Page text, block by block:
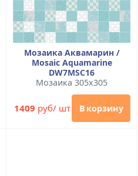
Мозаика Аквамарин /
Mosaic Aquamarine
DW7MSC16
Мозаика 305x305
1409 руб/ шт В корзину